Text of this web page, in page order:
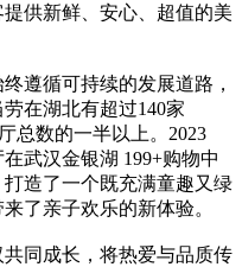
供新鲜、安心、超值的美
遵循可持续的发展道路，
在湖北有超过140家
总数的一半以上。2023
武汉金银湖 199+购物中
造了一个既充满童趣又绿
了亲子欢乐的新体验。
同成长，将热爱与品质传